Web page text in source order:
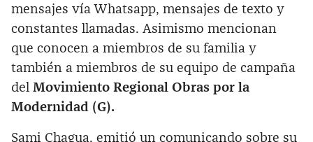
mensajes vía Whatsapp, mensajes de texto y
constantes llamadas. Asimismo mencionan
que conocen a miembros de su familia y
también a miembros de su equipo de campaña
del Movimiento Regional Obras por la
Modernidad (G).
Sami Chagua, emitió un comunicando sobre su